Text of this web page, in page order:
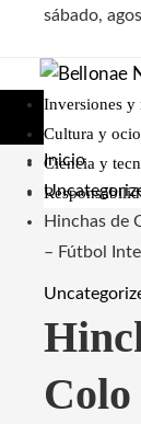
sábado,
Inversiones y
Cultura y ocio
Ciencia y
Inicio
Hinchas de
– Fútbol